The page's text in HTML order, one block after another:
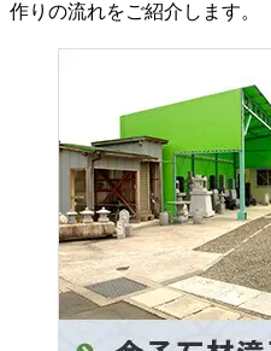
作りの流れをご紹介します。